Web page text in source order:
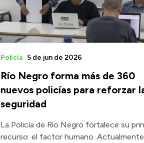
Río Negro forma más de 360
nuevos policías para reforzar
seguridad
Policía 5 de jun de 2026
La Policía de Río Negro fortalece su
recurso: el factor humano.